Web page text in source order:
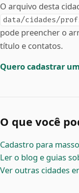
O arquivo desta
data/cidades/
pode preencher o
título e contatos.
Quero cadastrar
O que você
Cadastro para
Ler o blog e guias
Ver outras cidades